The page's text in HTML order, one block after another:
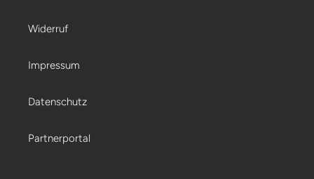
Widerruf
Impressum
Datenschutz
Partnerportal